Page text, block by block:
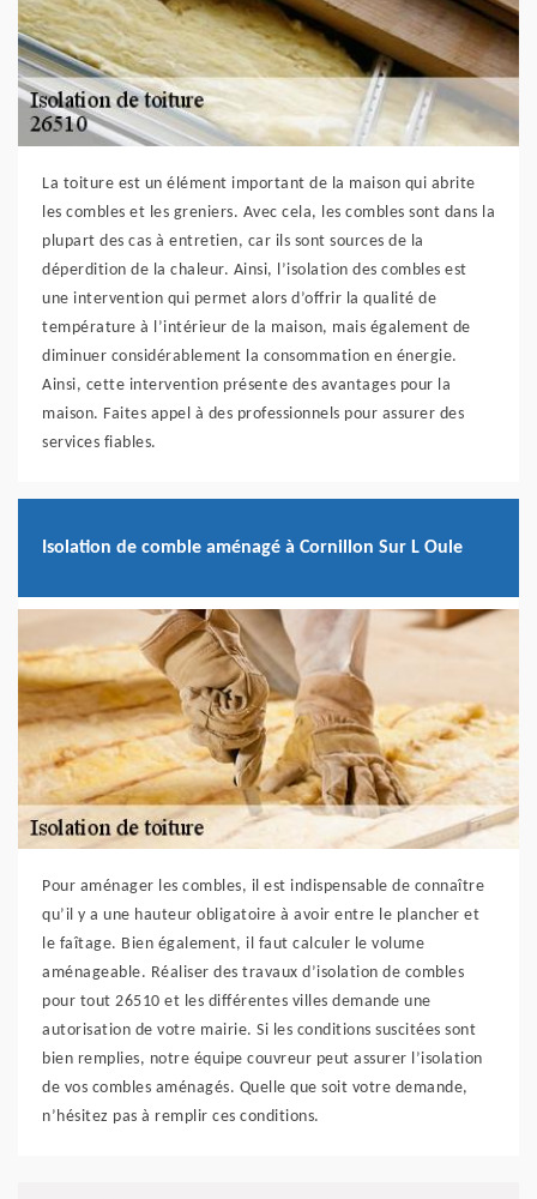
La toiture est un élément important de la maison qui abrite
les combles et les greniers. Avec cela, les combles sont dans la
plupart des cas à entretien, car ils sont sources de la
déperdition de la chaleur. Ainsi, l’isolation des combles est
une intervention qui permet alors d’offrir la qualité de
température à l’intérieur de la maison, mais également de
diminuer considérablement la consommation en énergie.
Ainsi, cette intervention présente des avantages pour la
maison. Faites appel à des professionnels pour assurer des
services fiables.
Isolation de comble aménagé à Cornillon Sur L Oule
Pour aménager les combles, il est indispensable de connaître
qu’il y a une hauteur obligatoire à avoir entre le plancher et
le faîtage. Bien également, il faut calculer le volume
aménageable. Réaliser des travaux d’isolation de combles
pour tout 26510 et les différentes villes demande une
autorisation de votre mairie. Si les conditions suscitées sont
bien remplies, notre équipe couvreur peut assurer l’isolation
de vos combles aménagés. Quelle que soit votre demande,
n’hésitez pas à remplir ces conditions.